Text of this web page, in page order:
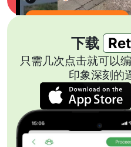
下载
只需几次点击就可以
印象深刻的